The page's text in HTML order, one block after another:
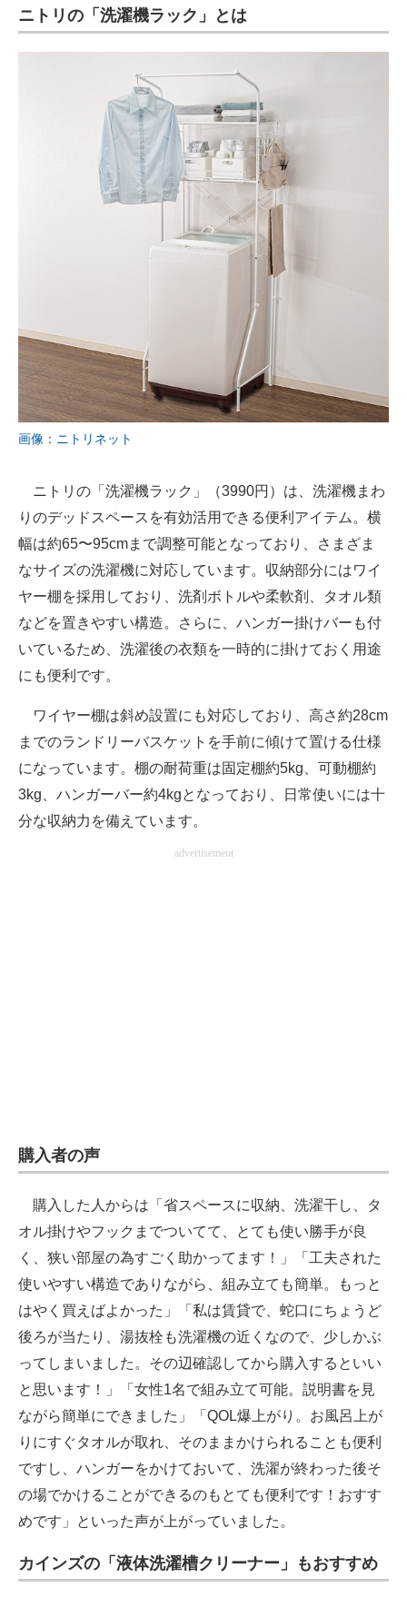
ニトリの「洗濯機ラック」とは
画像：ニトリネット
ニトリの「洗濯機ラック」（3990円）は、洗濯機まわ
りのデッドスペースを有効活用できる便利アイテム。横
幅は約65〜95cmまで調整可能となっており、さまざま
なサイズの洗濯機に対応しています。収納部分にはワイ
ヤー棚を採用しており、洗剤ボトルや柔軟剤、タオル類
などを置きやすい構造。さらに、ハンガー掛けバーも付
いているため、洗濯後の衣類を一時的に掛けておく用途
にも便利です。
ワイヤー棚は斜め設置にも対応しており、高さ約28cm
までのランドリーバスケットを手前に傾けて置ける仕様
になっています。棚の耐荷重は固定棚約5kg、可動棚約
3kg、ハンガーバー約4kgとなっており、日常使いには十
分な収納力を備えています。
advertisement
購入者の声
購入した人からは「省スペースに収納、洗濯干し、タ
オル掛けやフックまでついてて、とても使い勝手が良
く、狭い部屋の為すごく助かってます！」「工夫された
使いやすい構造でありながら、組み立ても簡単。もっと
はやく買えばよかった」「私は賃貸で、蛇口にちょうど
後ろが当たり、湯抜栓も洗濯機の近くなので、少しかぶ
ってしまいました。その辺確認してから購入するといい
と思います！」「女性1名で組み立て可能。説明書を見
ながら簡単にできました」「QOL爆上がり。お風呂上が
りにすぐタオルが取れ、そのままかけられることも便利
ですし、ハンガーをかけておいて、洗濯が終わった後そ
の場でかけることができるのもとても便利です！おすす
めです」といった声が上がっていました。
カインズの「液体洗濯槽クリーナー」もおすすめ